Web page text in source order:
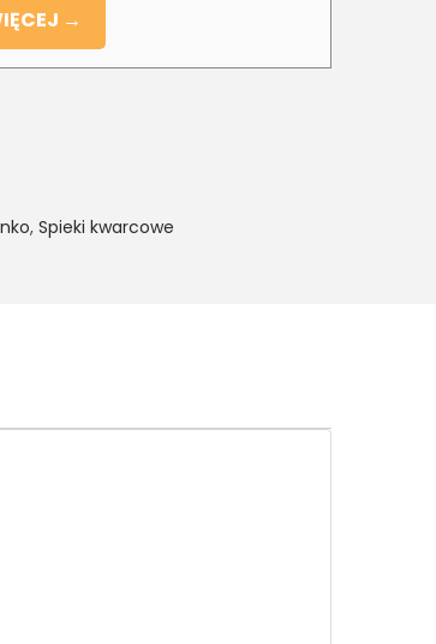
→
, Spieki kwarcowe